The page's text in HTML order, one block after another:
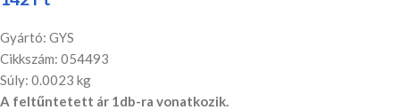
Gyártó: GYS
Cikkszám: 054493
Súly: 0.0023 kg
A feltűntetett ár 1db-ra vonatkozik.